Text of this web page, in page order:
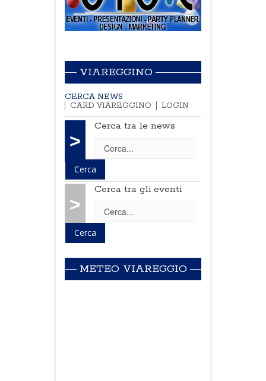
VIAREGGINO
CERCA NEWS
CARD VIAREGGINO
LOGIN
>
Cerca tra le news
>
Cerca tra gli eventi
METEO VIAREGGIO